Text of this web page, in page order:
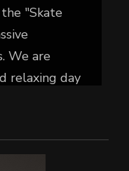
"Skate
We are
relaxing day